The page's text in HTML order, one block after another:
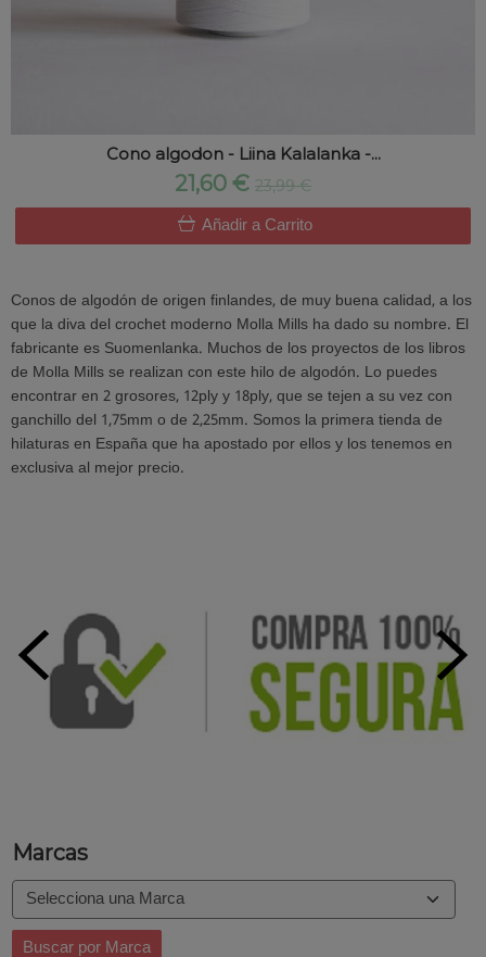
Marcas
Cono algodon - Liina Kalalanka -...
21,60 € 23,99 €
Añadir a Carrito
Conos de algodón de origen finlandes, de muy buena calidad, a los
que la diva del crochet moderno Molla Mills ha dado su nombre. El
fabricante es Suomenlanka. Muchos de los proyectos de los libros
de Molla Mills se realizan con este hilo de algodón. Lo puedes
encontrar en 2 grosores, 12ply y 18ply, que se tejen a su vez con
ganchillo del 1,75mm o de 2,25mm. Somos la primera tienda de
hilaturas en España que ha apostado por ellos y los tenemos en
exclusiva al mejor precio.